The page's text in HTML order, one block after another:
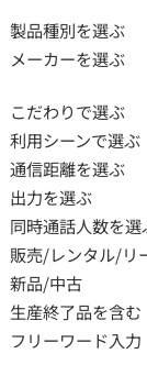
製品種別を選ぶ
メーカーを選ぶ
こだわりで選ぶ
利用シーンで選ぶ
通信距離を選ぶ
出力を選ぶ
同時通話人数を選
販売/レンタル/リ
新品/中古
生産終了品を含む
フリーワード入力